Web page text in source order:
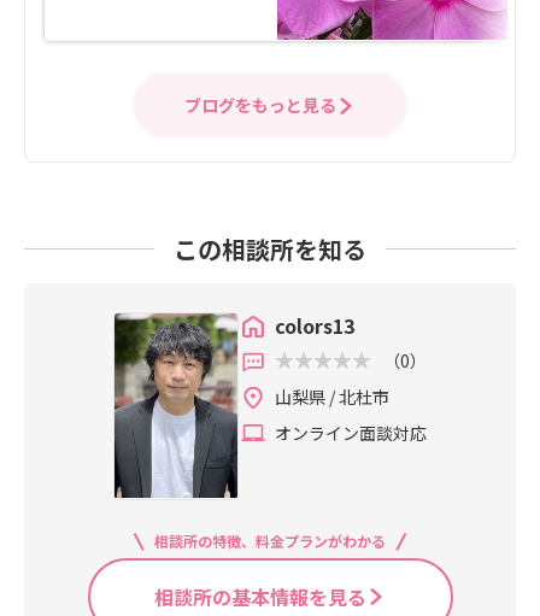
ブログをもっと見る
この相談所を知る
colors13
（0）
山梨県 / 北杜市
オンライン面談対応
相談所の特徴、料金プランがわかる
相談所の基本情報を見る